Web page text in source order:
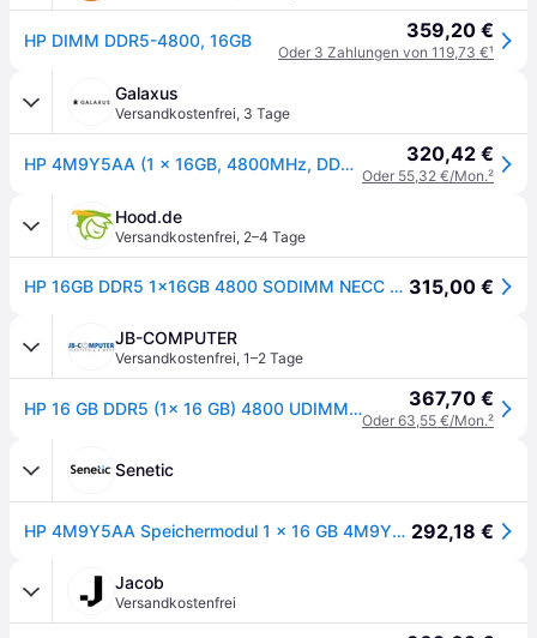
HP DIMM DDR5-4800, 16GB 359,20 €
Oder 3 Zahlungen von 119,73 €¹
Galaxus
Versandkostenfrei, 3 Tage
HP 4M9Y5AA (1 x 16GB, 4800MHz, DDR5-RAM, SO-DIMM), RAM, Grün 320,42 €
Oder 55,32 €/Mon.²
Hood.de
Versandkostenfrei, 2–4 Tage
HP 16GB DDR5 1x16GB 4800 SODIMM NECC Memory 315,00 €
JB-COMPUTER
Versandkostenfrei, 1–2 Tage
HP 16 GB DDR5 (1x 16 GB) 4800 UDIMM NECC-Speicher 367,70 €
Oder 63,55 €/Mon.²
Senetic
HP 4M9Y5AA Speichermodul 1 x 16 GB 4M9Y5AA 292,18 €
Jacob
Versandkostenfrei